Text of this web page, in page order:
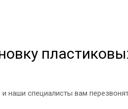
и наши специалисты вам